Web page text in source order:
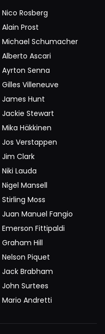
Nico Rosberg
Alain Prost
Michael Schumacher
Alberto Ascari
Ayrton Senna
Gilles Villeneuve
James Hunt
Jackie Stewart
Mika Häkkinen
Jos Verstappen
Jim Clark
Niki Lauda
Nigel Mansell
Stirling Moss
Juan Manuel Fangio
Emerson Fittipaldi
Graham Hill
Nelson Piquet
Jack Brabham
John Surtees
Mario Andretti